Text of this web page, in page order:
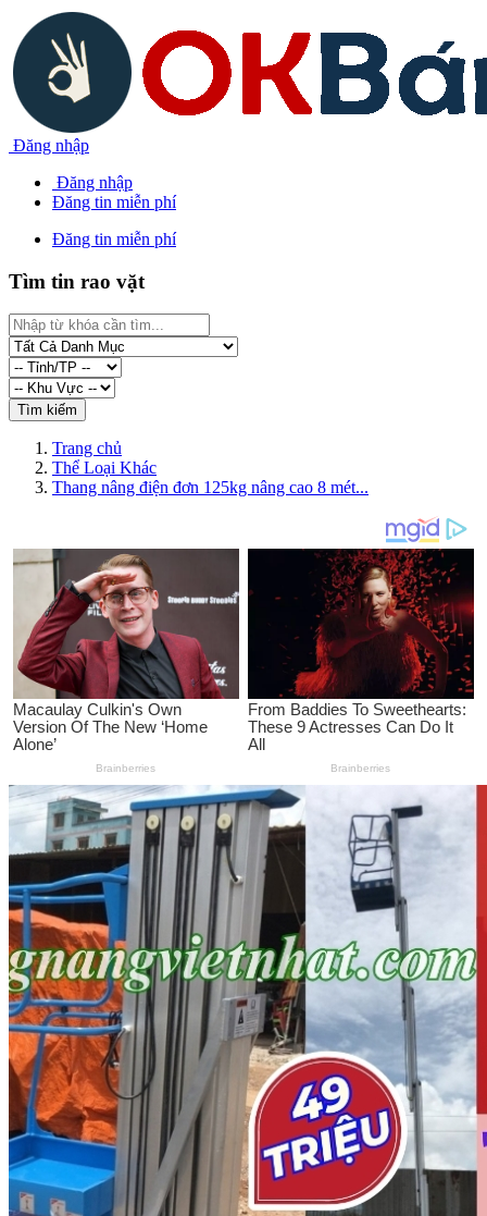
Đăng nhập
Đăng nhập
Đăng tin miễn phí
Đăng tin miễn phí
Tìm tin rao vặt
Trang chủ
Thể Loại Khác
Thang nâng điện đơn 125kg nâng cao 8 mét...